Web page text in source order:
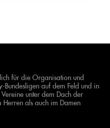
für die Organisation und
Bundesligen auf dem Feld und in
unter dem Dach der
als auch im Damen